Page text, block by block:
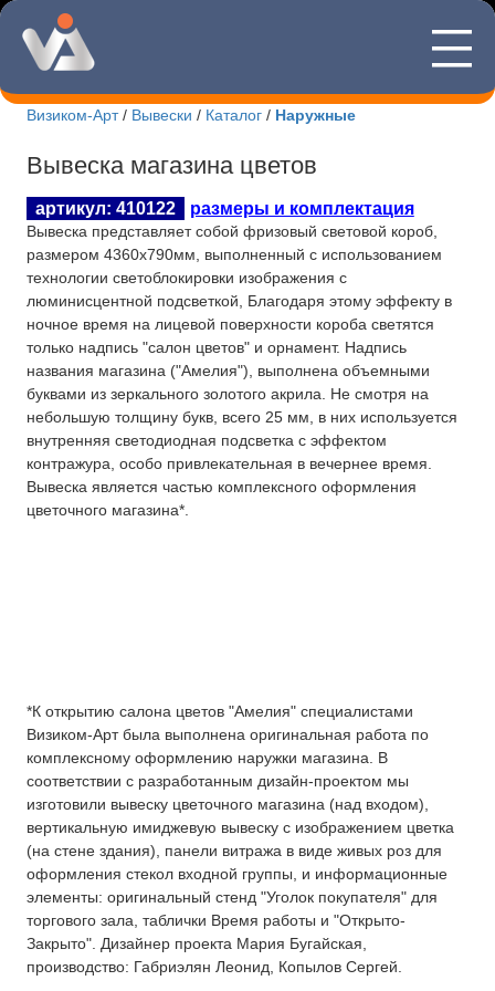
—
—
—
Новости Визиком-арт
Каталог вывесок
Изготовление табличек
Информационные стенды
О компании
Контакты
Визиком-Арт/ Вывески / Каталог / Наружные
Вывеска магазина цветов
артикул: 410122 размеры и комплектация
Вывеска представляет собой фризовый световой короб,
размером 4360х790мм, выполненный с использованием
технологии светоблокировки изображения с
люминисцентной подсветкой, Благодаря этому эффекту в
ночное время на лицевой поверхности короба светятся
только надпись "салон цветов" и орнамент. Надпись
названия магазина ("Амелия"), выполнена объемными
буквами из зеркального золотого акрила. Не смотря на
небольшую толщину букв, всего 25 мм, в них используется
внутренняя светодиодная подсветка с эффектом
контражура, особо привлекательная в вечернее время.
Вывеска является частью комплексного оформления
цветочного магазина*.
*К открытию салона цветов "Амелия" специалистами
Визиком-Арт была выполнена оригинальная работа по
комплексному оформлению наружки магазина. В
соответствии с разработанным дизайн-проектом мы
изготовили вывеску цветочного магазина (над входом),
вертикальную имиджевую вывеску с изображением цветка
(на стене здания), панели витража в виде живых роз для
оформления стекол входной группы, и информационные
элементы: оригинальный стенд "Уголок покупателя" для
торгового зала, таблички Время работы и "Открыто-
Закрыто". Дизайнер проекта Мария Бугайская,
производство: Габриэлян Леонид, Копылов Сергей.